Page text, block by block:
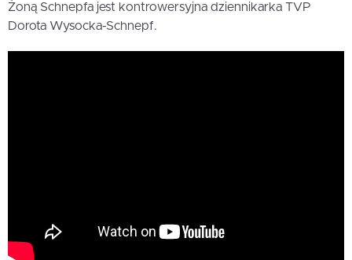
Żoną Schnepfa jest kontrowersyjna dziennikarka TVP
Dorota Wysocka-Schnepf.